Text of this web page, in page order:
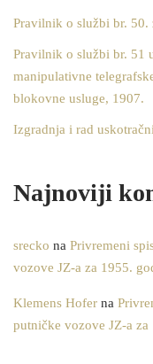
Pravilnik o službi br. 50.
Pravilnik o službi br. 51
manipulativne
blokovne usluge, 1907.
Izgradnja i rad
Najnoviji
srecko na Privremeni
vozove JZ-a za 1955.
Klemens Hofer na
putničke vozove JZ-a